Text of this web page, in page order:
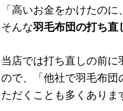
「高いお金をかけたの
そんな羽毛布団の打ち直
当店では打ち直しの前
ので、「他社で羽毛布
ただくことも多くありま